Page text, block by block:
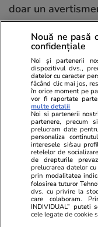
doar un
Cum
prost
Puține zone
succes,
Nouă ne pasă
confidențiale
Noi și partenerii
dispozitivul dvs.,
datelor cu caracter
făcând clic mai jos,
în orice moment pe
vor fi raportate
multe detalii
Noi si partenerii
partenere, precum
prelucram date
personaliza
interesele si/sau
retelelor de
de drepturile
prelucrarea datelor
prin modalitatea
folosirea tuturor
dvs. cu privire la
care colaboram.
INDIVIDUAL” puteti
cele legate de cookie